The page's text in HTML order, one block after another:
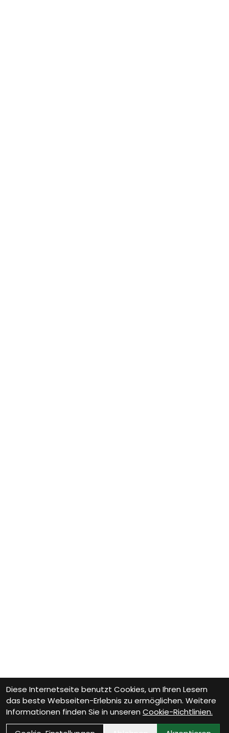
Diese Internetseite benutzt Cookies, um Ihren Lesern
das beste Webseiten-Erlebnis zu ermöglichen. Weitere
Informationen finden Sie in unseren Cookie-Richtlinien.